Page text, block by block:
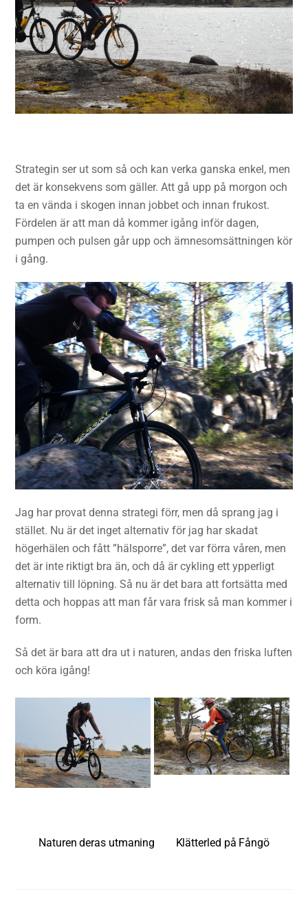
Strategin ser ut som så och kan verka ganska enkel, men
det är konsekvens som gäller. Att gå upp på morgon och
ta en vända i skogen innan jobbet och innan frukost.
Fördelen är att man då kommer igång inför dagen,
pumpen och pulsen går upp och ämnesomsättningen kör
i gång.
Jag har provat denna strategi förr, men då sprang jag i
stället. Nu är det inget alternativ för jag har skadat
högerhälen och fått ”hälsporre”, det var förra våren, men
det är inte riktigt bra än, och då är cykling ett ypperligt
alternativ till löpning. Så nu är det bara att fortsätta med
detta och hoppas att man får vara frisk så man kommer i
form.
Så det är bara att dra ut i naturen, andas den friska luften
och köra igång!
Naturen deras utmaning Klätterled på Fångö